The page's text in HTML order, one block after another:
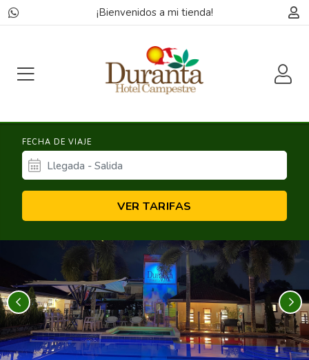
¡Bienvenidos a mi tienda!
FECHA DE VIAJE
VER TARIFAS